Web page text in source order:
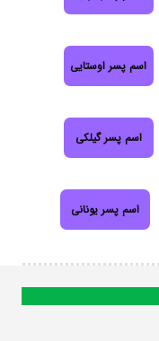
اسم پسر اوستایی
اسم پسر گیلکی
اسم پسر یونانی